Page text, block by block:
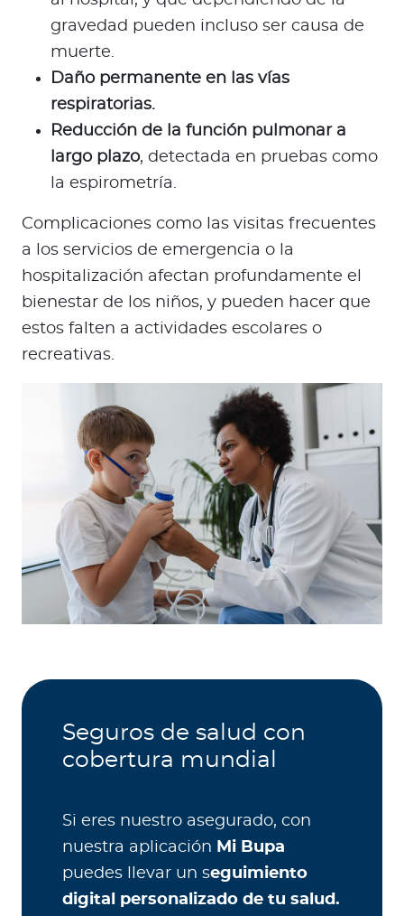
gravedad pueden incluso ser causa de
muerte.
Daño permanente en las vías
respiratorias.
Reducción de la función pulmonar a
largo plazo, detectada en pruebas como
la espirometría.
Complicaciones como las visitas frecuentes
a los servicios de emergencia o la
hospitalización afectan profundamente el
bienestar de los niños, y pueden hacer que
estos falten a actividades escolares o
recreativas.
Seguros de salud con
cobertura mundial
Si eres nuestro asegurado, con
nuestra aplicación Mi Bupa
puedes llevar un seguimiento
digital personalizado de tu salud.